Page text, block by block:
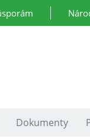
Dokumenty